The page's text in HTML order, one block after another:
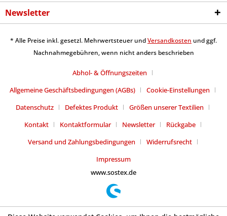
Newsletter
* Alle Preise inkl. gesetzl. Mehrwertsteuer undVersandkosten und ggf.
Nachnahmegebühren, wenn nicht anders beschrieben
Abhol- & Öffnungszeiten
Allgemeine Geschäftsbedingungen (AGBs)
Cookie-Einstellungen
Datenschutz
Defektes Produkt
Größen unserer Textilien
Kontakt
Kontaktformular Newsletter
Rückgabe
Versand und Zahlungsbedingungen
Widerrufsrecht
Impressum
www.sostex.de